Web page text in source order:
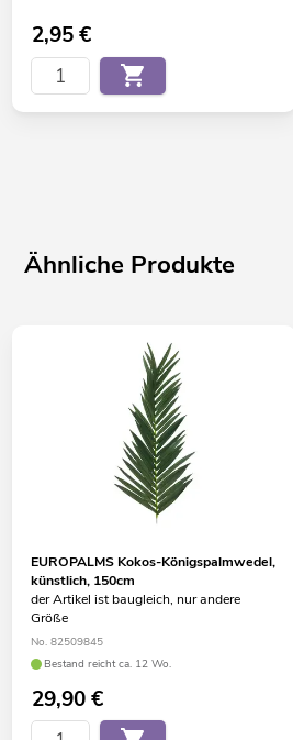
2,95€
Ähnliche Produkte
EUROPALMS Kokos-Königspalmwedel,
künstlich, 150cm
der Artikel ist baugleich, nur andere
Größe
No. 82509845
Bestand reicht ca. 12 Wo.
29,90€